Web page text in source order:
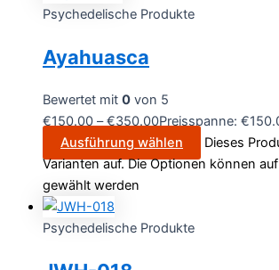
Psychedelische Produkte
Ayahuasca
Bewertet mit 0 von 5
€150.00 –€350.00Preisspanne:
Ausführung wählen
Dieses
Varianten auf. Die Optionen können
gewählt werden
Psychedelische Produkte